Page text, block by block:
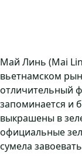
Май Линь (Mai
вьетнамском
отличительный
запоминается и
выкрашены в
официальные
сумела